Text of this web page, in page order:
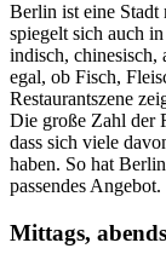
Berlin ist eine Stadt
spiegelt sich auch
indisch, chinesisch,
egal, ob Fisch,
Restaurantszene
Die große Zahl der
dass sich viele
haben. So hat
passendes Angebot.
Mittags,